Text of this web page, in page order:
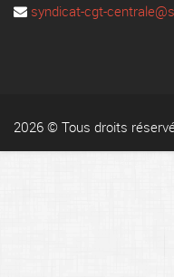
syndicat-cgt-
2026 © Tous droits